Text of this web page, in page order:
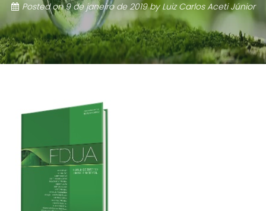
Posted on9 de janeiro de 2019by Luiz Carlos Aceti Júnior